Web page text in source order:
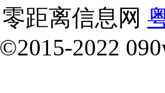
距离信息网
2022